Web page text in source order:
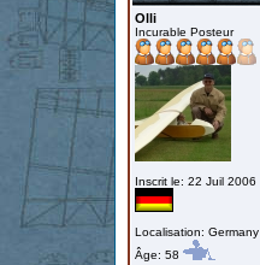
Olli
Incurable Posteur
Inscrit le: 22 Juil 2006
Localisation: Germany
Âge: 58